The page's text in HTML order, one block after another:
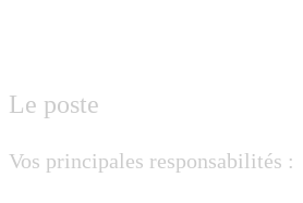
Le poste
Vos principales responsabilités :